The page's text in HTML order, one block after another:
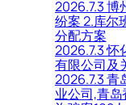
2026.7.3 博
纷案 2.库尔
分配方案
2026.7.3 怀
有限公司及
2026.7.3 青
业公司,青